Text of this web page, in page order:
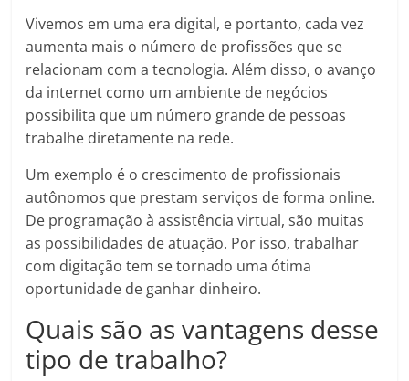
Vivemos em uma era digital, e portanto, cada vez
aumenta mais o número de profissões que se
relacionam com a tecnologia. Além disso, o avanço
da internet como um ambiente de negócios
possibilita que um número grande de pessoas
trabalhe diretamente na rede.
Um exemplo é o crescimento de profissionais
autônomos que prestam serviços de forma online.
De programação à assistência virtual, são muitas
as possibilidades de atuação. Por isso, trabalhar
com digitação tem se tornado uma ótima
oportunidade de ganhar dinheiro.
Quais são as vantagens desse
tipo de trabalho?